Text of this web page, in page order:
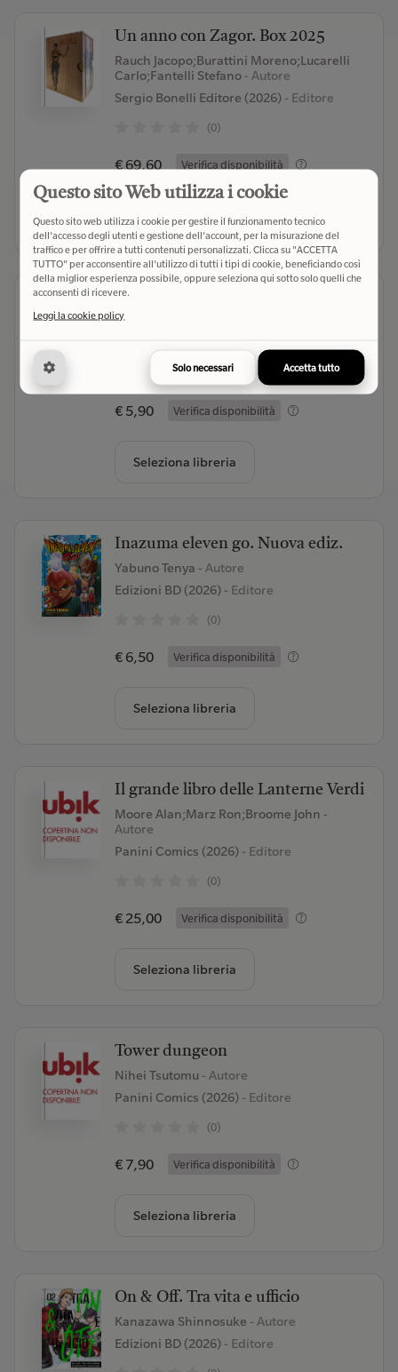
Un anno con Zagor. Box 2025
Rauch Jacopo;Burattini Moreno;Lucarelli
Carlo;Fantelli Stefano - Autore
Sergio Bonelli Editore (2026)- Editore
(0)
€ 69,60 Verifica disponibilità
Seleziona libreria
Scottecs Gigazine
Sio
(0)
€ 5,90 Verifica disponibilità
Seleziona libreria
Inazuma eleven go. Nuova ediz.
Yabuno Tenya - Autore
Edizioni BD (2026)- Editore
(0)
€ 6,50 Verifica disponibilità
Seleziona libreria
Il grande libro delle Lanterne Verdi
Moore Alan;Marz Ron;Broome John -
Autore
Panini Comics (2026)- Editore
(0)
€ 25,00 Verifica disponibilità
Seleziona libreria
Tower dungeon
Nihei Tsutomu - Autore
Panini Comics (2026)- Editore
(0)
€ 7,90 Verifica disponibilità
Seleziona libreria
On & Off. Tra vita e ufficio
Kanazawa Shinnosuke - Autore
Edizioni BD (2026)- Editore
Questo sito Web utilizza i cookie
Questo sito web utilizza i cookie per gestire il funzionamento tecnico
dell'accesso degli utenti e gestione dell'account, per la misurazione del
traffico e per offrire a tutti contenuti personalizzati. Clicca su "ACCETTA
TUTTO" per acconsentire all'utilizzo di tutti i tipi di cookie, beneficiando così
della miglior esperienza possibile, oppure seleziona qui sotto solo quelli che
acconsenti di ricevere.
Leggi la cookie policy
Solo necessari Accetta tutto